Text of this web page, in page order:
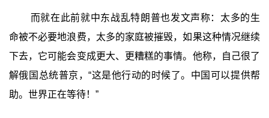
而就在此前就中东战乱特朗普也发文声称：太多的生
命被不必要地浪费，太多的家庭被摧毁，如果这种情况继续
下去，它可能会变成更大、更糟糕的事情。他称，自己很了
解俄国总统普京，“这是他行动的时候了。中国可以提供帮
助。世界正在等待！”